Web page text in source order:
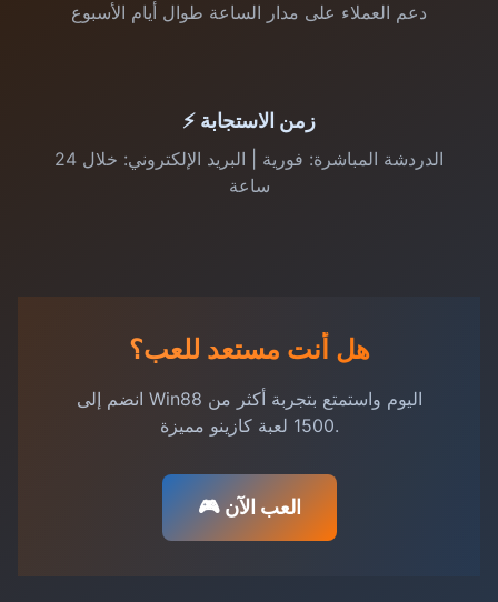
دعم العملاء على مدار الساعة طوال أيام الأسبوع
⚡ زمن الاستجابة
الدردشة المباشرة: فورية | البريد الإلكتروني: خلال 24
ساعة
هل أنت مستعد للعب؟
انضم إلى Win88 اليوم واستمتع بتجربة أكثر من
1500 لعبة كازينو مميزة.
🎮 العب الآن